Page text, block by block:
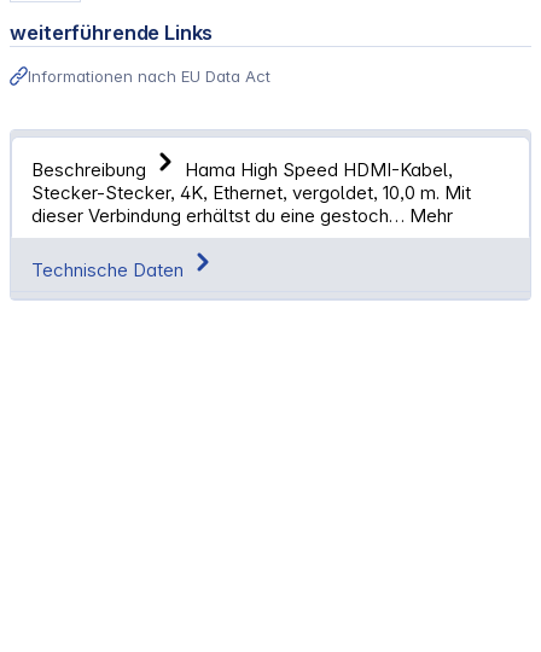
weiterführende Links
Informationen nach EU Data Act
Beschreibung
Hama High Speed HDMI-Kabel,
Stecker-Stecker, 4K, Ethernet, vergoldet, 10,0 m. Mit
dieser Verbindung erhältst du eine gestoch… Mehr
Technische Daten